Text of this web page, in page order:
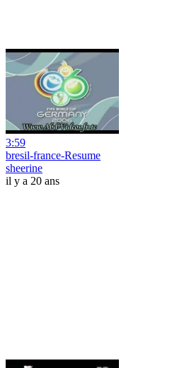
3:59
bresil-france-Resume
sheerine
il y a 20 ans